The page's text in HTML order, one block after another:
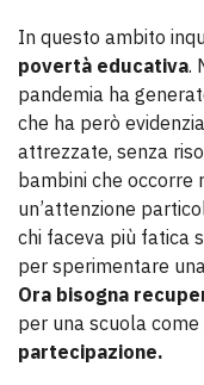
In questo ambito
povertà educativa.
pandemia ha
che ha però
attrezzate, senza
bambini che occorre
un’attenzione
chi faceva più fatica
per sperimentare
Ora bisogna
per una scuola
partecipazione.